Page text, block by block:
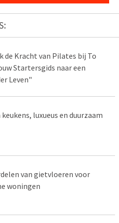
de Kracht van Pilates bij To
Startersgids naar een
Leven"
luxueus en duurzaam
van gietvloeren voor
woningen